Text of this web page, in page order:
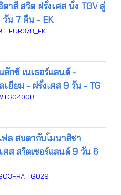
าลี สวิต ฝรั่งเศส นั่ง TGV สู่
วัน 7 คืน - EK
EUR378_EK
ลักซ์ เนเธอร์แลนด์ -
เยียม - ฝรั่งเศส 9 วัน - TG
ฟล สบตากับโมนาลิซา
ศส สวิตเซอร์แลนด์ 9 วัน 6
TG029